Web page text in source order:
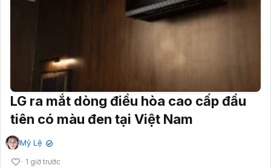
LG ra mắt dòng điều hòa cao cấp đầu
tiên có màu đen tại Việt Nam
Mỹ Lệ ✔
1 giờ trước